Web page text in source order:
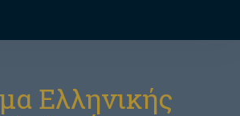
Ελληνικής